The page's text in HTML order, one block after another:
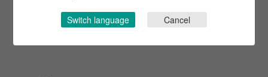
Switch language Cancel